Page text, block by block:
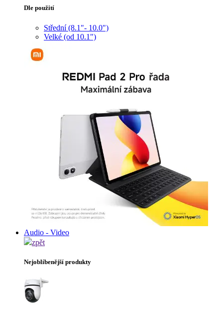
Dle použití
Střední (8.1"- 10.0")
Velké (od 10.1")
Audio - Video
zpět
Nejoblíbenější produkty